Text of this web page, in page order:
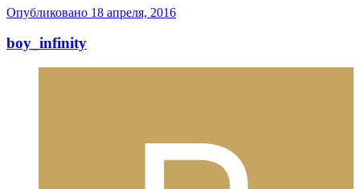
Опубликовано 18 апреля, 2016
boy_infinity